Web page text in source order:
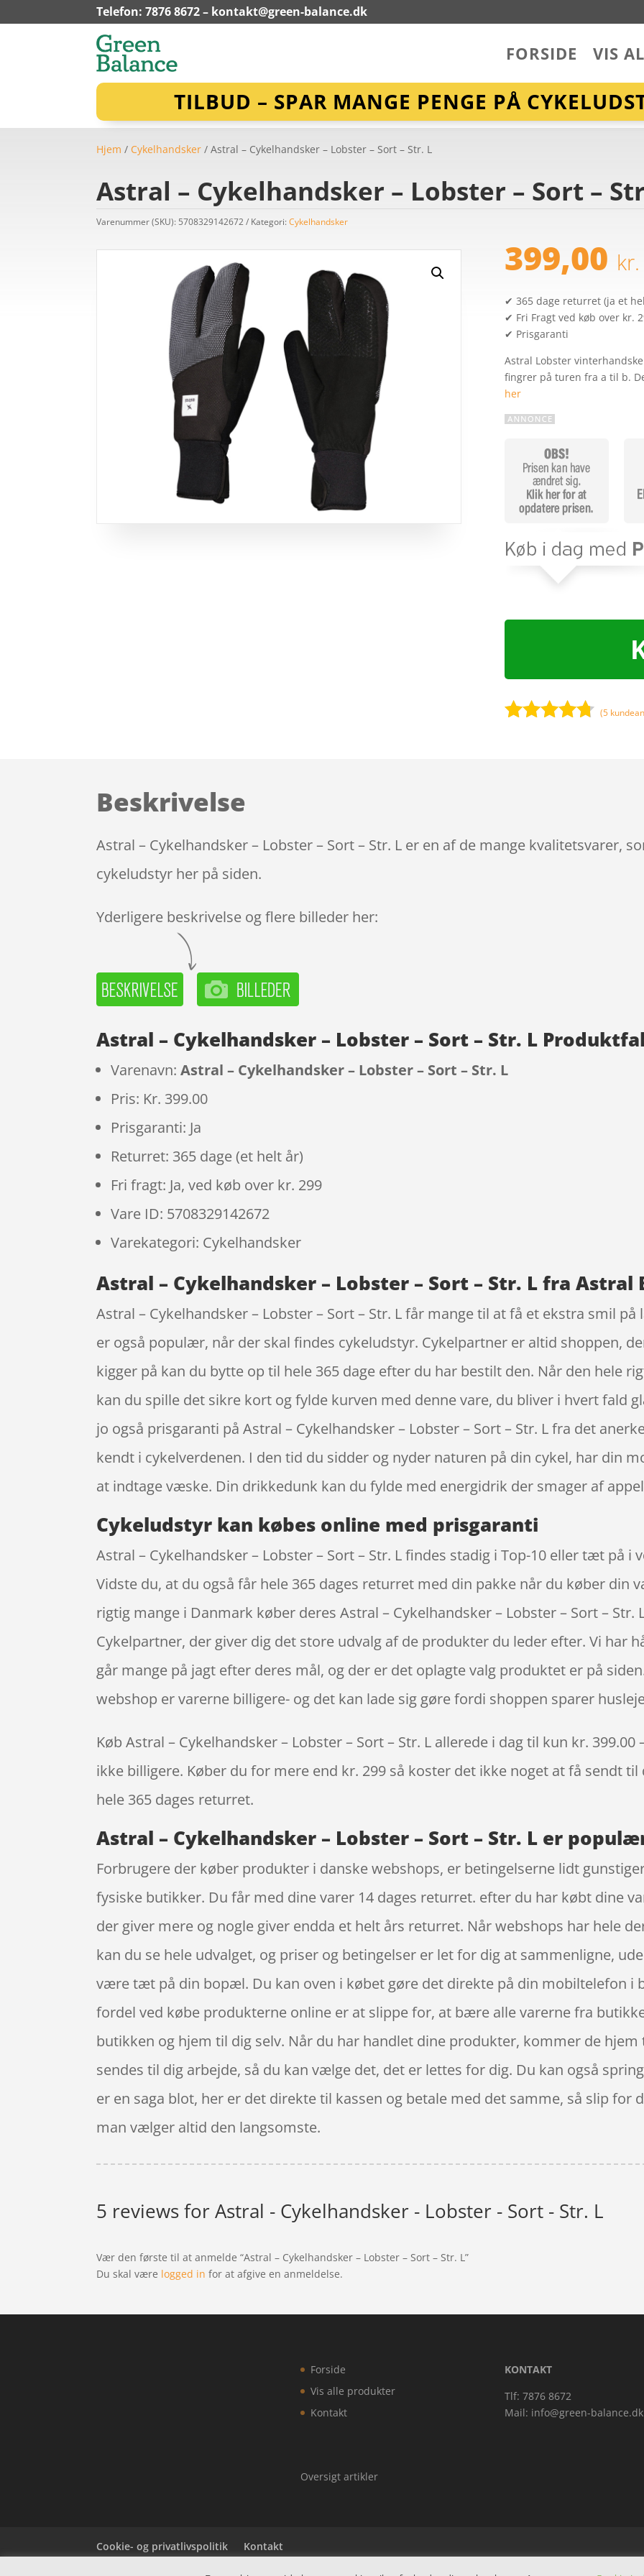
Telefon: 7876 8672 – kontakt@green-balance.dk
FORSIDE VIS
TILBUD – SPAR MANGE PENGE PÅ
Hjem / Cykelhandsker / Astral – Cykelhandsker – Lobster – Sort – Str. L
Astral – Cykelhandsker – Lobster – Sort –
Varenummer (SKU): 5708329142672 Kategori:Cykelhandsker
399,00 kr.
✔ 365 dage returret (ja et
✔ Fri Fragt ved køb over kr.
✔ Prisgaranti
Astral Lobster
fingrer på turen fra a til b.
her
mmelser
(5
Beskrivelse
Astral – Cykelhandsker – Lobster – Sort – Str. L er en af de mange kvalitetsvarer,
cykeludstyr her på siden.
Yderligere beskrivelse og flere billeder her:
Astral – Cykelhandsker – Lobster – Sort – Str. L
Varenavn:Astral – Cykelhandsker – Lobster – Sort – Str. L
Pris: Kr. 399.00
Prisgaranti: Ja
Returret: 365 dage (et helt år)
Fri fragt: Ja, ved køb over kr. 299
Vare ID: 5708329142672
Varekategori: Cykelhandsker
Astral – Cykelhandsker – Lobster – Sort – Str. L fra Astral
Astral – Cykelhandsker – Lobster – Sort – Str. L får mange til at få et ekstra smil
er også populær, når der skal findes cykeludstyr. Cykelpartner er altid shoppen,
kigger på kan du bytte op til hele 365 dage efter du har bestilt den. Når den hele
kan du spille det sikre kort og fylde kurven med denne vare, du bliver i hvert fald
jo også prisgaranti på Astral – Cykelhandsker – Lobster – Sort – Str. L fra det
kendt i cykelverdenen. I den tid du sidder og nyder naturen på din cykel, har din
at indtage væske. Din drikkedunk kan du fylde med energidrik der smager af
Cykeludstyr kan købes online med prisgaranti
Astral – Cykelhandsker – Lobster – Sort – Str. L findes stadig i Top-10 eller tæt på i
Vidste du, at du også får hele 365 dages returret med din pakke når du køber din
rigtig mange i Danmark køber deres Astral – Cykelhandsker – Lobster – Sort – Str.
Cykelpartner, der giver dig det store udvalg af de produkter du leder efter. Vi har
går mange på jagt efter deres mål, og der er det oplagte valg produktet er på
webshop er varerne billigere- og det kan lade sig gøre fordi shoppen sparer
Køb Astral – Cykelhandsker – Lobster – Sort – Str. L allerede i dag til kun kr.
ikke billigere. Køber du for mere end kr. 299 så koster det ikke noget at få sendt
hele 365 dages returret.
Astral – Cykelhandsker – Lobster – Sort – Str. L er
Forbrugere der køber produkter i danske webshops, er betingelserne lidt
fysiske butikker. Du får med dine varer 14 dages returret. efter du har købt dine
der giver mere og nogle giver endda et helt års returret. Når webshops har hele
kan du se hele udvalget, og priser og betingelser er let for dig at sammenligne,
være tæt på din bopæl. Du kan oven i købet gøre det direkte på din mobiltelefon i
fordel ved købe produkterne online er at slippe for, at bære alle varerne fra
butikken og hjem til dig selv. Når du har handlet dine produkter, kommer de
sendes til dig arbejde, så du kan vælge det, det er lettes for dig. Du kan også
er en saga blot, her er det direkte til kassen og betale med det samme, så slip for
man vælger altid den langsomste.
5 reviews forAstral - Cykelhandsker - Lobster - Sort - Str. L
Vær den første til at anmelde “Astral – Cykelhandsker – Lobster – Sort – Str. L”
Du skal være logged in for at afgive en anmeldelse.
Forside
Vis alle produkter
Kontakt
Oversigt artikler
KONTAKT
Tlf: 7876 8672
Mail: info@green-balance.dk
Cookie- og privatlivspolitik Kontakt